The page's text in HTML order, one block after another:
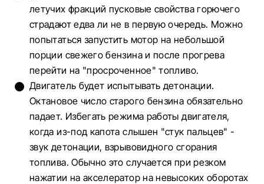
летучих фракций пусковые свойства горючего
страдают едва ли не в первую очередь. Можно
попытаться запустить мотор на небольшой
порции свежего бензина и после прогрева
перейти на "просроченное" топливо.
Двигатель будет испытывать детонации.
Октановое число старого бензина обязательно
падает. Избегать режима работы двигателя,
когда из-под капота слышен "стук пальцев" -
звук детонации, взрывовидного сгорания
топлива. Обычно это случается при резком
нажатии на акселератор на невысоких оборотах